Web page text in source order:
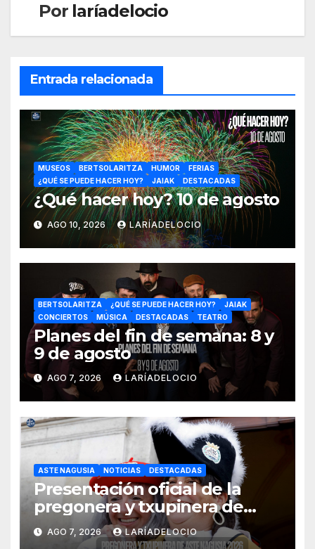
Por laríadelocio
Entrada relacionada
MUSEOS BERTSOLARITZA HUMOR
FERIAS
¿QUÉ SE PUEDE HACER HOY?
JAIAK DESTACADAS
¿Qué hacer hoy? 10 de agosto
AGO 10, 2026 LARÍADELOCIO
BERTSOLARITZA ¿QUÉ SE PUEDE HACER HOY?
JAIAK
CONCIERTOS
MÚSICA DESTACADAS TEATRO
Planes del fin de semana: 8 y
9 de agosto
AGO 7, 2026 LARÍADELOCIO
ASTE NAGUSIA NOTICIAS DESTACADAS
Presentación oficial de la
pregonera y txupinera de
Aste Nagusia 2026
AGO 7, 2026 LARÍADELOCIO